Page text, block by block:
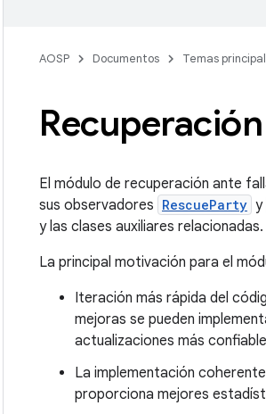
AOSP Documentos Temas
El módulo de recuperación ante
sus observadores RescueParty y
y las clases auxiliares relacionadas.
La principal motivación para el
Iteración más rápida del
mejoras se pueden
actualizaciones más
La implementación
proporciona mejores